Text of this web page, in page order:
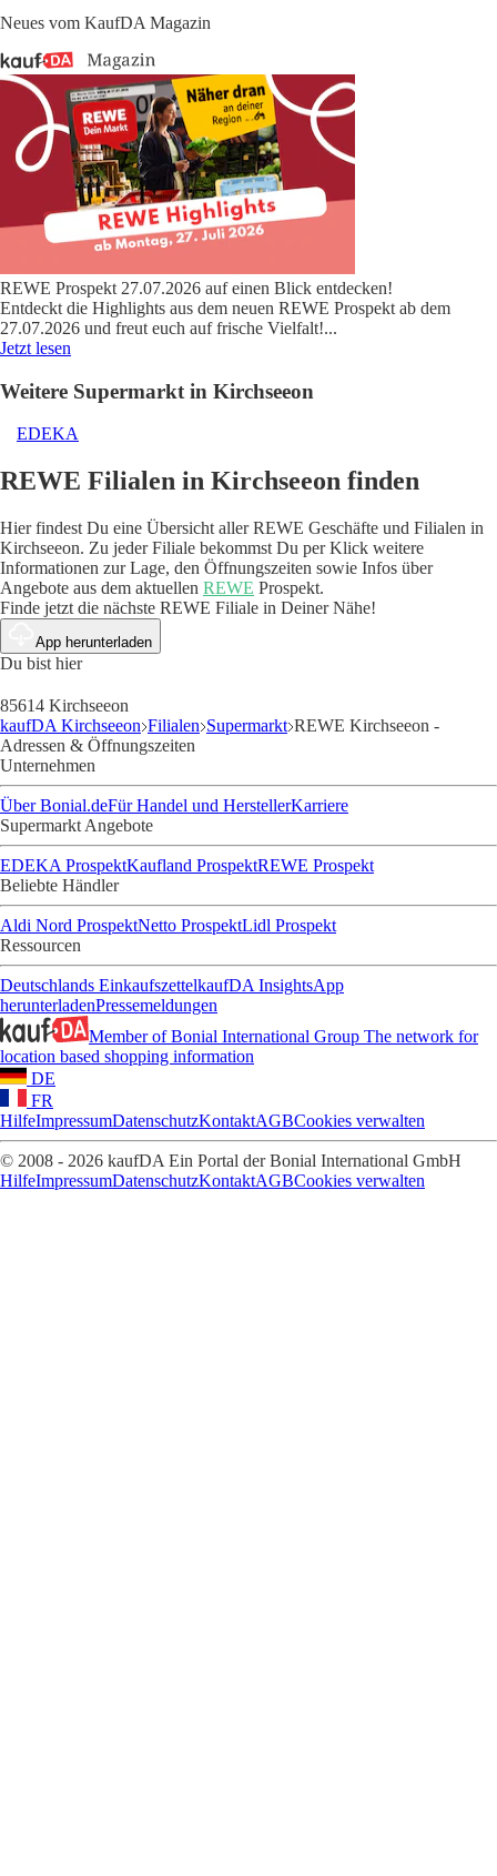
Neues vom KaufDA Magazin
REWE Prospekt 27.07.2026 auf einen Blick entdecken!
Entdeckt die Highlights aus dem neuen REWE Prospekt ab dem
27.07.2026 und freut euch auf frische Vielfalt!...
Jetzt lesen
Weitere Supermarkt in Kirchseeon
EDEKA
REWE Filialen in Kirchseeon finden
Hier findest Du eine Übersicht aller REWE Geschäfte und Filialen in
Kirchseeon. Zu jeder Filiale bekommst Du per Klick weitere
Informationen zur Lage, den Öffnungszeiten sowie Infos über
Angebote aus dem aktuellen REWE Prospekt.
Finde jetzt die nächste REWE Filiale in Deiner Nähe!
App herunterladen
Du bist hier
85614 Kirchseeon
kaufDA Kirchseeon Filialen Supermarkt REWE Kirchseeon -
Adressen & Öffnungszeiten
Unternehmen
Über Bonial.deFür Handel und HerstellerKarriere
Supermarkt Angebote
EDEKA ProspektKaufland ProspektREWE Prospekt
Beliebte Händler
Aldi Nord ProspektNetto ProspektLidl Prospekt
Ressourcen
Deutschlands EinkaufszettelkaufDA InsightsApp
herunterladenPressemeldungen
Member of Bonial International Group The network for
location based shopping information
DE
FR
HilfeImpressumDatenschutzKontaktAGBCookies verwalten
© 2008 - 2026 kaufDA Ein Portal der Bonial International GmbH
HilfeImpressumDatenschutzKontaktAGBCookies verwalten